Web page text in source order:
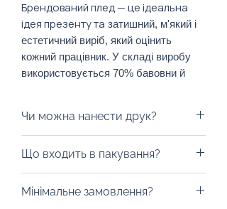
Брендований плед — це ідеальна
ідея презенту та затишний, м'який і
естетичний виріб, який оцінить
кожний працівник. У складі виробу
використовується 70% бавовни й
ніжністю, а й довговічністю. Такий
плед зберігає свою естетичність
протягом багатьох років.
Характеристики:
Чи можна нанести друк?
розмістити декількома
способами: вишивка чи шеврон з
тисненням. Для обговорення
Що входить в пакування?
коробку чи крафтовий пакет.
Мінімальне замовлення?